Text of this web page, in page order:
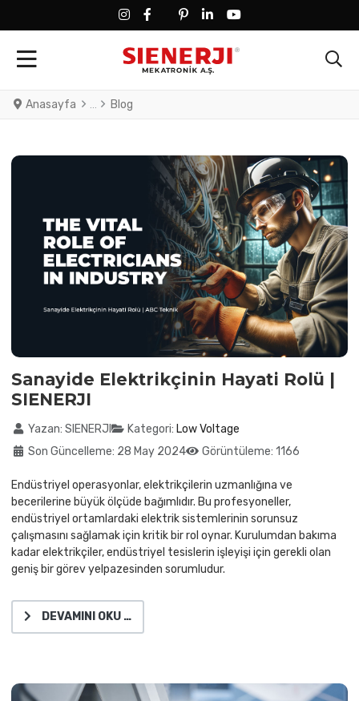
FACEBOOK SOCIAL LINK
FACEBOOK SOCIAL LINK
TWITTER SOCIAL LINK
PINTEREST SOCIAL LINK
LINKEDIN SOCIAL LINK
YOUTUBE SOCIAL LINK
Anasayfa Blog
Sanayide Elektrikçinin Hayati Rolü |
SIENERJI
Ayrıntılar
Yazan: SIENERJI Kategori: Low Voltage
Son Güncelleme: 28 May 2024
Görüntüleme: 1166
Endüstriyel operasyonlar, elektrikçilerin uzmanlığına ve
becerilerine büyük ölçüde bağımlıdır. Bu profesyoneller,
endüstriyel ortamlardaki elektrik sistemlerinin sorunsuz
çalışmasını sağlamak için kritik bir rol oynar. Kurulumdan bakıma
kadar elektrikçiler, endüstriyel tesislerin işleyişi için gerekli olan
geniş bir görev yelpazesinden sorumludur.
DEVAMINI OKU …